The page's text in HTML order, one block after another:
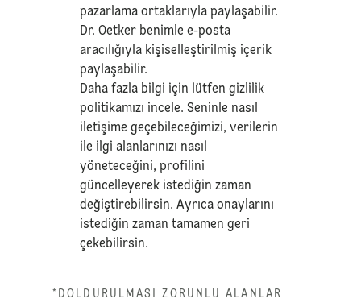
pazarlama ortaklarıyla paylaşabilir.
Dr. Oetker benimle e-posta
aracılığıyla kişiselleştirilmiş içerik
paylaşabilir.
Daha fazla bilgi için lütfengizlilik
politikamızı incele. Seninle nasıl
iletişime geçebileceğimizi, verilerin
ile ilgi alanlarınızı nasıl
yöneteceğini, profilini
güncelleyerek istediğin zaman
değiştirebilirsin. Ayrıca onaylarını
istediğin zaman tamamen geri
çekebilirsin.
*DOLDURULMASI ZORUNLU ALANLAR